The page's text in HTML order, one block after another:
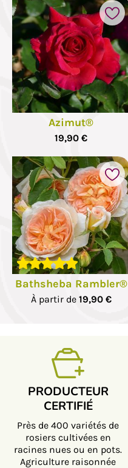
Azimut®
19,90 €
Bathsheba Rambler®
À partir de 19,90 €
PRODUCTEUR
CERTIFIÉ
Près de 400 variétés de
rosiers cultivées en
racines nues ou en pots.
Agriculture raisonnée